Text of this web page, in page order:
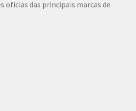
oficias das principais marcas de